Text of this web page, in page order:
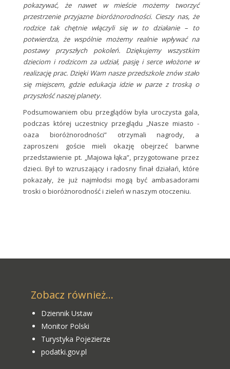
pokazywać, że nawet w mieście możemy tworzyć
przestrzenie przyjazne bioróżnorodności. Cieszy nas, że
rodzice tak chętnie włączyli się w to działanie – to
potwierdza, że wspólnie możemy realnie wpływać na
postawy przyszłych pokoleń. Dziękujemy wszystkim
dzieciom i rodzicom za udział, pasję i serce włożone w
realizację prac. Dzięki Wam nasze przedszkole znów stało
się miejscem, gdzie edukacja idzie w parze z troską o
przyszłość naszej planety.
Podsumowaniem obu przeglądów była uroczysta gala,
podczas której uczestnicy przeglądu „Nasze miasto -
oaza bioróżnorodności” otrzymali nagrody, a
zaproszeni goście mieli okazję obejrzeć barwne
przedstawienie pt. „Majowa łąka”, przygotowane przez
dzieci. Był to wzruszający i radosny finał działań, które
pokazały, że już najmłodsi mogą być ambasadorami
troski o bioróżnorodność i zieleń w naszym otoczeniu.
Zobacz również...
Dziennik Ustaw
Monitor Polski
Turystyka Pojezierze
podatki.gov.pl